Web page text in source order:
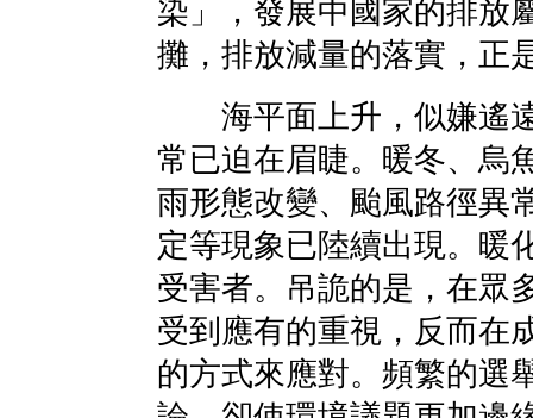
染」，發展中國家的排放
攤，排放減量的落實，正
海平面上升，似嫌遙遠
常已迫在眉睫。暖冬、烏
雨形態改變、颱風路徑異
定等現象已陸續出現。暖
受害者。吊詭的是，在眾
受到應有的重視，反而在
的方式來應對。頻繁的選